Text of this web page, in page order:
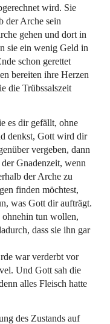
wird. Sie
der Arche sein
gehen und dort in
sie ein wenig Geld in
schon gerettet
bereiten ihre Herzen
die Trübssalszeit
es dir gefällt, ohne
denkst, Gott wird dir
vergeben, dann
Gnadenzeit, wenn
der Arche zu
finden möchtest,
was Gott dir aufträgt.
tun wollen,
dass sie ihn gar
war verderbt vor
Und Gott sah die
alles Fleisch hatte
des Zustands auf